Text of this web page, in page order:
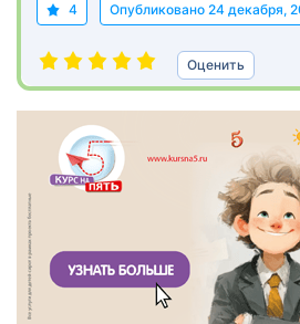
4 Опубликовано 24 декабря,
Оценить